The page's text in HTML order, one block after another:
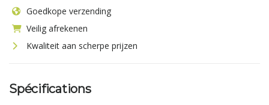
Goedkope verzending
Veilig afrekenen
Kwaliteit aan scherpe prijzen
Spécifications